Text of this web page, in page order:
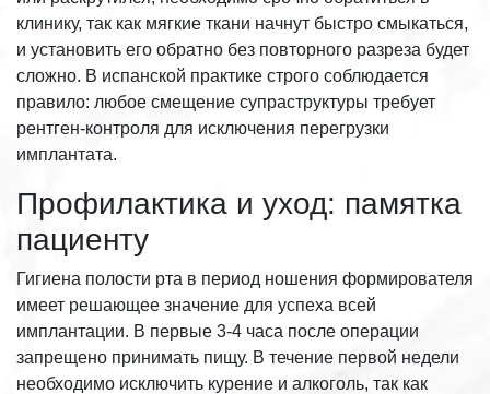
клинику, так как мягкие ткани начнут быстро смыкаться,
и установить его обратно без повторного разреза будет
сложно. В испанской практике строго соблюдается
правило: любое смещение супраструктуры требует
рентген-контроля для исключения перегрузки
имплантата.
Профилактика и уход: памятка
пациенту
Гигиена полости рта в период ношения формирователя
имеет решающее значение для успеха всей
имплантации. В первые 3-4 часа после операции
запрещено принимать пищу. В течение первой недели
необходимо исключить курение и алкоголь, так как